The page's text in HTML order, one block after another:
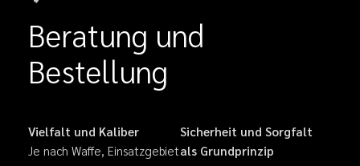
Beratung und
Bestellung
Vielfalt und Kaliber
Je nach Waffe, Einsatzgebiet
Sicherheit und Sorgfalt
als Grundprinzip